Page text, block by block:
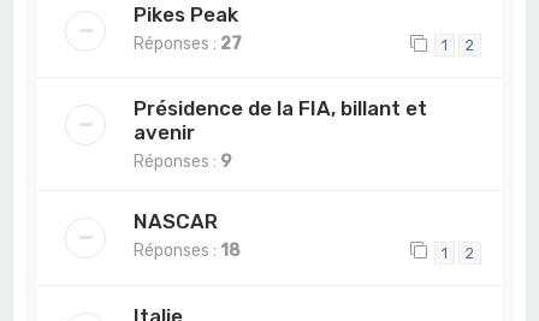
Pikes Peak
Réponses : 27 1 2
Présidence de la FIA, billant et
avenir
Réponses : 9
NASCAR
Réponses : 18 1 2
Italie